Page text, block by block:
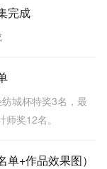
完成
城杯特奖3名，最
奖12名。
+作品效果图）